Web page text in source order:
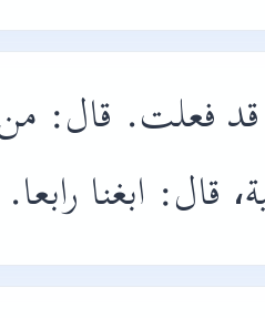
قد فعلت. قال:
قال: ابغنا رابعا.